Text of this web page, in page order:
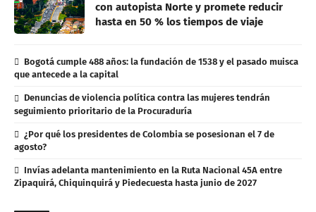
con autopista Norte y promete reducir
hasta en 50 % los tiempos de viaje
Bogotá cumple 488 años: la fundación de 1538 y el pasado muisca
que antecede a la capital
Denuncias de violencia política contra las mujeres tendrán
seguimiento prioritario de la Procuraduría
¿Por qué los presidentes de Colombia se posesionan el 7 de
agosto?
Invías adelanta mantenimiento en la Ruta Nacional 45A entre
Zipaquirá, Chiquinquirá y Piedecuesta hasta junio de 2027